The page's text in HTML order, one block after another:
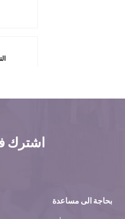
اشترك
بحاجة الى مساعدة